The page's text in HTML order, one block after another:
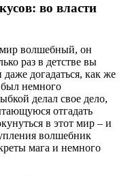
во власти
волшебный, он
раз в детстве вы
догадаться, как же
немного
делал свое дело,
отгадать
в этот мир – и
волшебник
мага и немного